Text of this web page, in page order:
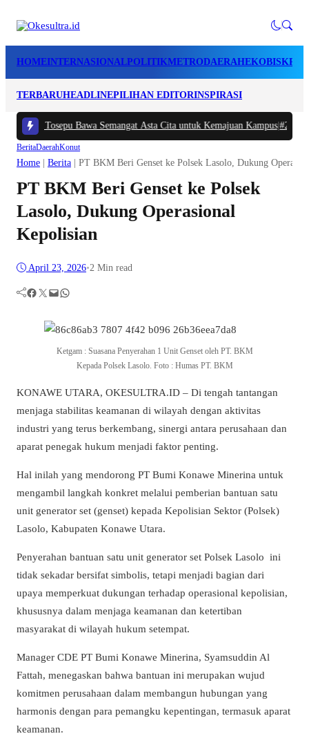
HOMEINTERNASIONALPOLITIKMETRODAERAHEKOBIS
TERBARUHEADLINEPILIHAN EDITORINSPIRASI
Tosepu Bawa Semangat Asta Cita untuk Kemajuan Kampus|#2 -
BeritaDaerahKonut
Home Berita PT BKM Beri Genset ke Polsek Lasolo, Dukung
PT BKM Beri Genset ke Polsek
Lasolo, Dukung Operasional
Kepolisian
April 23, 2026•2 Min read
Facebook Twitter Mail WhatsApp
Ketgam : Suasana Penyerahan 1 Unit Genset oleh PT. BKM
Kepada Polsek Lasolo. Foto : Humas PT. BKM
KONAWE UTARA, OKESULTRA.ID – Di tengah tantangan
menjaga stabilitas keamanan di wilayah dengan aktivitas
industri yang terus berkembang, sinergi antara perusahaan dan
aparat penegak hukum menjadi faktor penting.
Hal inilah yang mendorong PT Bumi Konawe Minerina untuk
mengambil langkah konkret melalui pemberian bantuan satu
unit generator set (genset) kepada Kepolisian Sektor (Polsek)
Lasolo, Kabupaten Konawe Utara.
Penyerahan bantuan satu unit generator set Polsek Lasolo ini
tidak sekadar bersifat simbolis, tetapi menjadi bagian dari
upaya memperkuat dukungan terhadap operasional kepolisian,
khususnya dalam menjaga keamanan dan ketertiban
masyarakat di wilayah hukum setempat.
Manager CDE PT Bumi Konawe Minerina, Syamsuddin Al
Fattah, menegaskan bahwa bantuan ini merupakan wujud
komitmen perusahaan dalam membangun hubungan yang
harmonis dengan para pemangku kepentingan, termasuk aparat
keamanan.